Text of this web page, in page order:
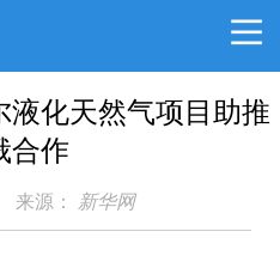
化天然气项目助推
合作
来源： 新华网